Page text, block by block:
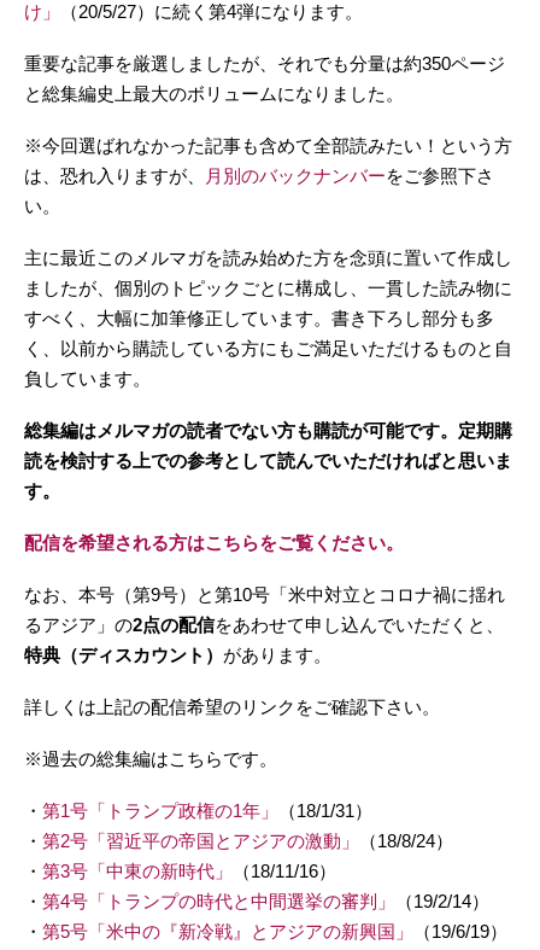
け」
（20/5/27）に続く第4弾になります。
重要な記事を厳選しましたが、それでも分量は約350ページ
と総集編史上最大のボリュームになりました。
※今回選ばれなかった記事も含めて全部読みたい！という方
は、恐れ入りますが、
月別のバックナンバーをご参照下さ
い。
主に最近このメルマガを読み始めた方を念頭に置いて作成し
ましたが、個別のトピックごとに構成し、一貫した読み物に
すべく、大幅に加筆修正しています。書き下ろし部分も多
く、以前から購読している方にもご満足いただけるものと自
負しています。
総集編はメルマガの読者でない方も購読が可能です。定期購
読を検討する上での参考として読んでいただければと思いま
す。
配信を希望される方はこちらをご覧ください。
なお、本号（第9号）と第10号「米中対立とコロナ禍に揺れ
るアジア」の2点の配信をあわせて申し込んでいただくと、
特典（ディスカウント） があります。
詳しくは上記の配信希望のリンクをご確認下さい。
※過去の総集編はこちらです。
・ 第1号「トランプ政権の1年」
（18/1/31）
・ 第2号「習近平の帝国とアジアの激動」
（18/8/24）
・ 第3号「中東の新時代」
（18/11/16）
・ 第4号「トランプの時代と中間選挙の審判」
（19/2/14）
・ 第5号「米中の『新冷戦』とアジアの新興国」
（19/6/19）